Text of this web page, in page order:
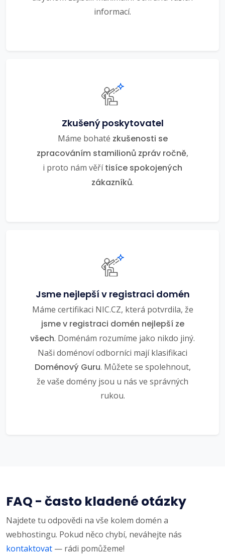
informací.
Zkušený poskytovatel
Máme bohaté zkušenosti se
zpracováním stamilionů zpráv ročně,
i proto nám věřítisíce spokojených
zákazníků.
Jsme nejlepší v registraci domén
Máme certifikaci NIC.CZ, která potvrdila, že
jsme v registraci domén nejlepší ze
všech. Doménám rozumíme jako nikdo jiný.
Naši doménoví odborníci mají klasifikaci
Doménový Guru. Můžete se spolehnout,
že vaše domény jsou u nás ve správných
rukou.
FAQ - často kladené otázky
Najdete tu odpovědi na vše kolem domén a
webhostingu. Pokud něco chybí, neváhejte nás
kontaktovat — rádi pomůžeme!